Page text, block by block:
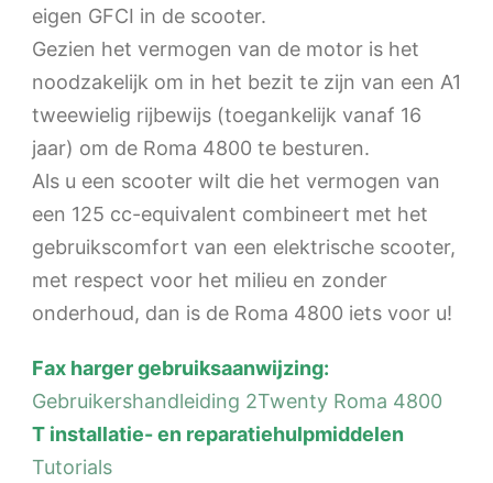
eigen GFCI in de scooter.
Gezien het vermogen van de motor is het
noodzakelijk om in het bezit te zijn van een A1
tweewielig rijbewijs (toegankelijk vanaf 16
jaar) om de Roma 4800 te besturen.
Als u een scooter wilt die het vermogen van
een 125 cc-equivalent combineert met het
gebruikscomfort van een elektrische scooter,
met respect voor het milieu en zonder
onderhoud, dan is de Roma 4800 iets voor u!
Fax harger gebruiksaanwijzing:
Gebruikershandleiding 2Twenty Roma 4800
T installatie- en reparatiehulpmiddelen
Tutorials